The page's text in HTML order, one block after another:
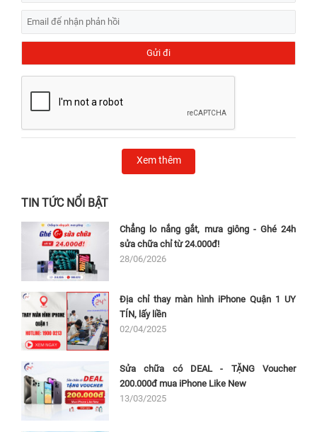
Xem thêm
TIN TỨC NỔI BẬT
Chẳng lo nắng gắt, mưa giông - Ghé 24h
sửa chữa chỉ từ 24.000đ!
28/06/2026
Địa chỉ thay màn hình iPhone Quận 1 UY
TÍN, lấy liền
02/04/2025
Sửa chữa có DEAL - TẶNG Voucher
200.000đ mua iPhone Like New
13/03/2025